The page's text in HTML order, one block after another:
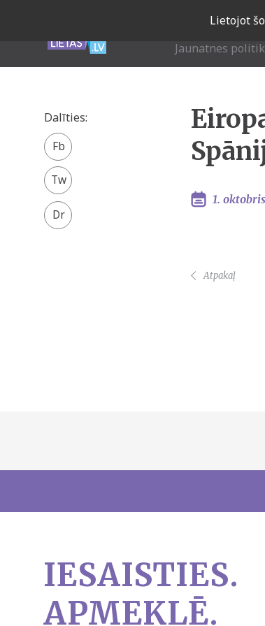
Lietojot
Jaunatnes
1.
Dalīties:
Facebook
share
Twitter
Atpakaļ
IESAISTIES.
APMEKLĒ.